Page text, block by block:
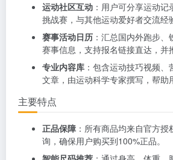
运动社区互动 ：用户可分享运动
挑战赛，与其他运动爱好者交流经
赛事活动日历 ：汇总国内外跑步
赛事信息，支持报名链接直达，并
专业内容库 ：包含运动技巧视频
文章，由运动科学专家撰写，帮助
主要特点
正品保障 ：所有商品均来自官方
询，确保用户购买到100%正品。